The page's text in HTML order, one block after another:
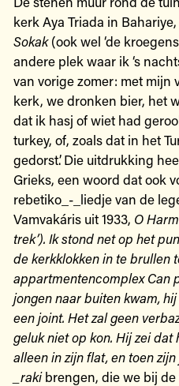
kerk Aya Triada in
Sokak(ook wel ‘de
andere plek waar ik ‘s
van vorige zomer: met
kerk, we dronken bier, het
dat ik hasj of wiet had
turkey, of, zoals dat in het
gedorst’. Die uitdrukking
Grieks, een woord dat ook
rebetiko_-_liedje van de
Vamvakáris uit 1933, O
trek’). Ik stond net op het
de kerkklokken in te brullen
appartmentencomplex Can
jongen naar buiten kwam,
een joint. Het zal geen
geluk niet op kon. Hij zei
alleen in zijn flat, en toen
_rakibrengen, die we bij de